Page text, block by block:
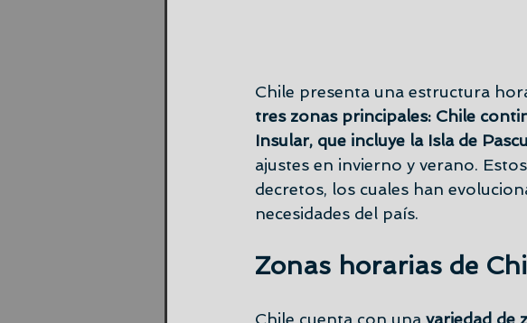
Chile presenta una estructura
tres zonas principales: Chile
Insular, que incluye la Isla de
ajustes en invierno y verano.
decretos, los cuales han
necesidades del país.
Zonas horarias de
Chile cuenta con una variedad de